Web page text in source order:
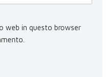
web in questo browser